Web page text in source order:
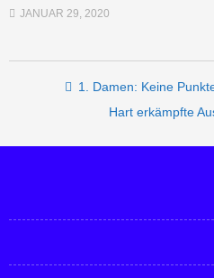
JANUAR 29, 2020
Post1. Damen: Keine
Hart erkämpfte